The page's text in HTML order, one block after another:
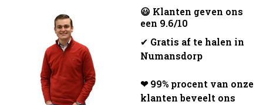
😃 Klanten geven ons
een 9.6/10
✔ Gratis af te halen in
Numansdorp
❤ 99% procent van onze
klanten beveelt ons